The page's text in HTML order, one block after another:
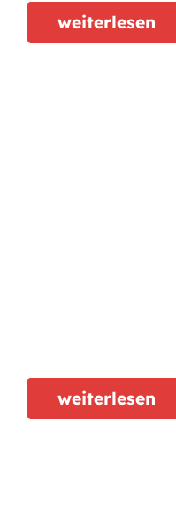
weiterlesen
weiterlesen